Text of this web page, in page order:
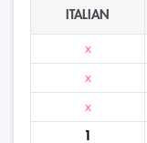
ITALIAN
x
x
x
1